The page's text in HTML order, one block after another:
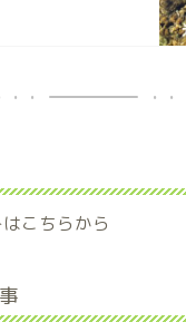
こちらから